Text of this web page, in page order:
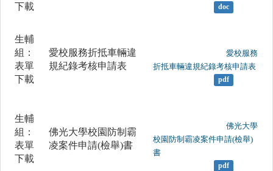
下載
doc
生輔
組：
表單
下載
愛校服務折抵車輛違
規紀錄考核申請表
折抵車輛違規紀錄考核申請表
pdf
生輔
組：
表單
下載
佛光大學校園防制霸
凌案件申請(檢舉)書
校園防制霸凌案件申請(檢舉)
書
pdf